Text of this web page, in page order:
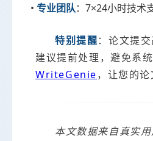
• 专业团队 ：7×24小时技术
特别提醒 ：论文提
建议提前处理，避免系
WriteGenie ，让您的论
本文数据来自真实